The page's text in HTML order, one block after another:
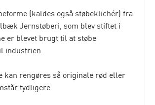
(kaldes også støbeklichér) fra
Jernstøberi, som blev stiftet i
er blevet brugt til at støbe
industrien.
kan rengøres så originale rød eller
tydligere.